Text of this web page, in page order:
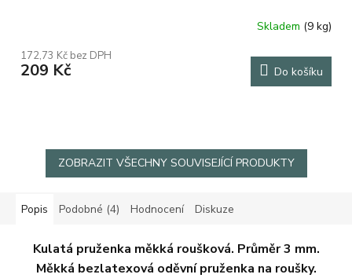
produktu
je
Skladem (9 kg)
172,73 Kč bez DPH
209 Kč Do košíku
ZOBRAZIT VŠECHNY SOUVISEJÍCÍ PRODUKTY
Popis Podobné (4) Hodnocení Diskuze
Kulatá pruženka měkká roušková. Průměr 3 mm.
Měkká bezlatexová oděvní pruženka na roušky.